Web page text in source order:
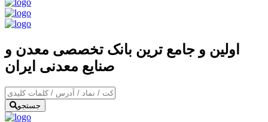
اولین و جامع ترین بانک تخصصی معدن و
صنایع معدنی ایران
جستجو